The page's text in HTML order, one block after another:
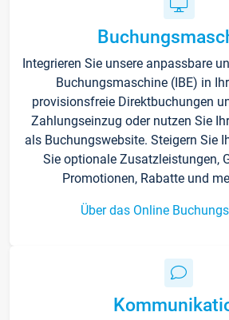
Integrieren Sie unsere anpassbare
Buchungsmaschine (IBE) in
provisionsfreie Direktbuchungen
Zahlungseinzug oder nutzen Sie
als Buchungswebsite. Steigern Sie
Sie optionale Zusatzleistungen,
Promotionen, Rabatte und
Über das Online